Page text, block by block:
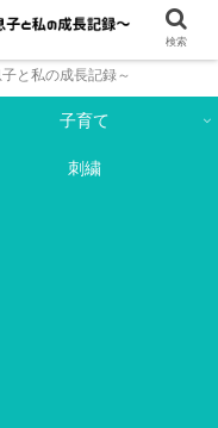
と私の成長記録～
子育て
刺繍
検索